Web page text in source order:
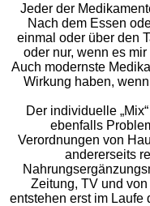
Jeder der
Nach dem Essen
einmal oder über den
oder nur, wenn es
Auch modernste
Wirkung haben,
Der individuelle
ebenfalls
Verordnungen von
andererseits
Zeitung, TV und
entstehen erst im Laufe